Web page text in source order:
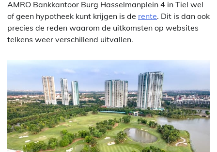
AMRO Bankkantoor Burg Hasselmanplein 4 in Tiel wel
of geen hypotheek kunt krijgen is de rente. Dit is dan ook
precies de reden waarom de uitkomsten op websites
telkens weer verschillend uitvallen.